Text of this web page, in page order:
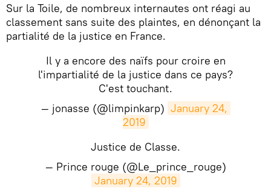
Sur la Toile, de nombreux internautes ont réagi au
classement sans suite des plaintes, en dénonçant la
partialité de la justice en France.
Il y a encore des naïfs pour croire en
l'impartialité de la justice dans ce pays?
C'est touchant.
— jonasse (@limpinkarp) January 24,
2019
Justice de Classe.
— Prince rouge (@Le_prince_rouge)
January 24, 2019